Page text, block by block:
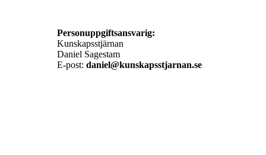
Personuppgiftsansvarig:
Kunskapsstjärnan
Daniel Sagestam
E-post: daniel@kunskapsstjarnan.se